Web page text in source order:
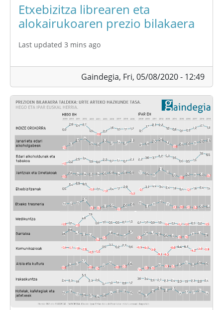
Etxebizitza librearen eta
alokairukoaren prezio bilakaera
Last updated 3 mins ago
Gaindegia, Fri, 05/08/2020 - 12:49